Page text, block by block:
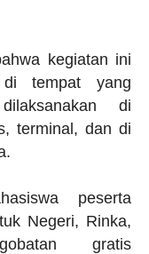
kegiatan ini
di tempat yang
di
terminal, dan di
peserta
Negeri, Rinka,
gratis